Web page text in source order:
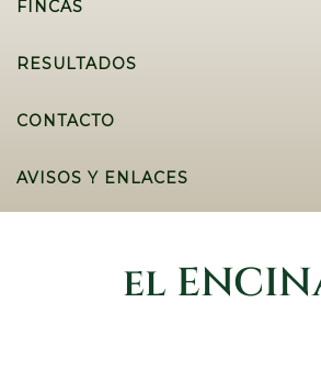
FINCAS
RESULTADOS
CONTACTO
AVISOS Y ENLACES
el